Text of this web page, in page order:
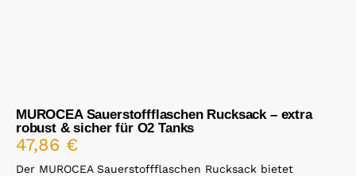
MUROCEA Sauerstoffflaschen Rucksack – extra
robust & sicher für O2 Tanks
47,86 €
Der MUROCEA Sauerstoffflaschen Rucksack bietet